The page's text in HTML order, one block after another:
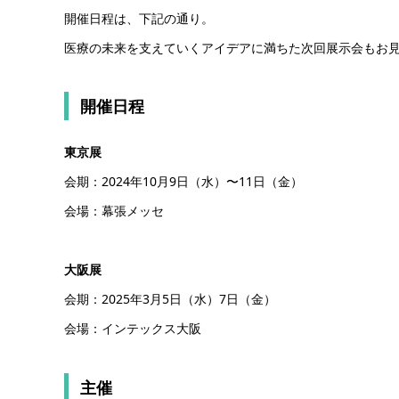
開催日程は、下記の通り。
医療の未来を支えていくアイデアに満ちた次回展示会もお
開催日程
東京展
会期：2024年10月9日（水）〜11日（金）
会場：幕張メッセ
大阪展
会期：2025年3月5日（水）7日（金）
会場：インテックス大阪
主催